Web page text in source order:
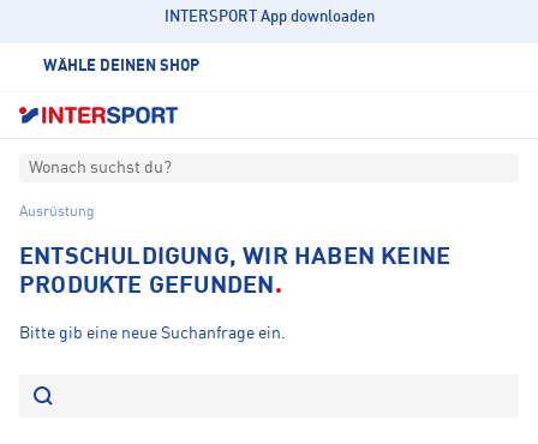
INTERSPORT App downloaden
WÄHLE DEINEN SHOP
Wonach suchst du?
Ausrüstung
ENTSCHULDIGUNG, WIR HABEN KEINE
PRODUKTE GEFUNDEN
Bitte gib eine neue Suchanfrage ein.